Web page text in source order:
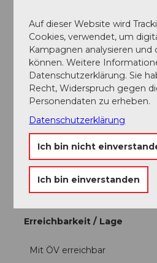
Information zu reduzierten
Personen mit Gästekarte.
Zielgruppe
Individualgäste
Gruppen
Schulklassen
Erwachsene
Erreichbarkeit / Lage
Mit ÖV erreichbar
Auf dieser Website wird
Cookies, verwendet, um
Kampagnen analysieren
können. Weitere
Datenschutzerklärung. Sie
Recht, Widerspruch gegen
Personendaten zu erheben.
Datenschutzerklärung
Ich bin nicht
Ich bin einverstanden